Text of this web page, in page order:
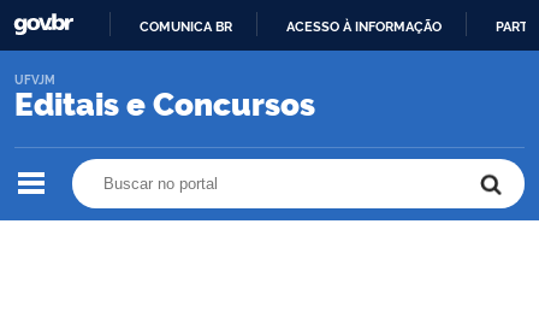
O
COMUNICA BR ACESSO À INFORMAÇÃO
Editais e Concursos
UFVJM